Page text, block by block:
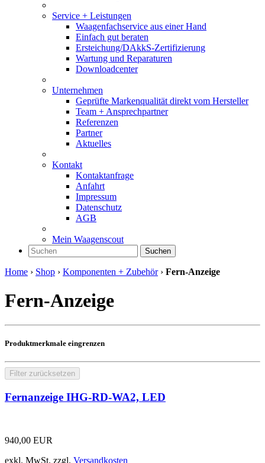
Service + Leistungen
Waagenfachservice aus einer Hand
Einfach gut beraten
Ersteichung/DAkkS-Zertifizierung
Wartung und Reparaturen
Downloadcenter
Unternehmen
Geprüfte Markenqualität direkt vom Hersteller
Team + Ansprechpartner
Referenzen
Partner
Aktuelles
Kontakt
Kontaktanfrage
Anfahrt
Impressum
Datenschutz
AGB
Mein Waagenscout
Suchen
Home › Shop › Komponenten + Zubehör› Fern-Anzeige
Fern-Anzeige
Produktmerkmale eingrenzen
Filter zurücksetzen
Fernanzeige IHG-RD-WA2, LED
940,00 EUR
exkl. MwSt. zzgl. Versandkosten